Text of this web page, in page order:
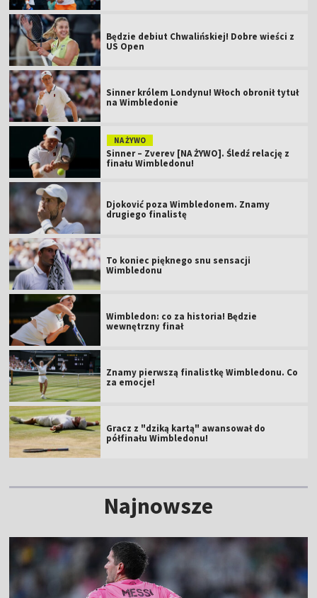
Będzie debiut Chwalińskiej! Dobre wieści z
US Open
Sinner królem Londynu! Włoch obronił tytuł
na Wimbledonie
NA ŻYWO
Sinner – Zverev [NA ŻYWO]. Śledź relację z
finału Wimbledonu!
Djoković poza Wimbledonem. Znamy
drugiego finalistę
To koniec pięknego snu sensacji
Wimbledonu
Wimbledon: co za historia! Będzie
wewnętrzny finał
Znamy pierwszą finalistkę Wimbledonu. Co
za emocje!
Gracz z "dziką kartą" awansował do
półfinału Wimbledonu!
Najnowsze